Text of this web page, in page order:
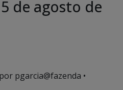
de agosto de
pgarcia@fazenda •